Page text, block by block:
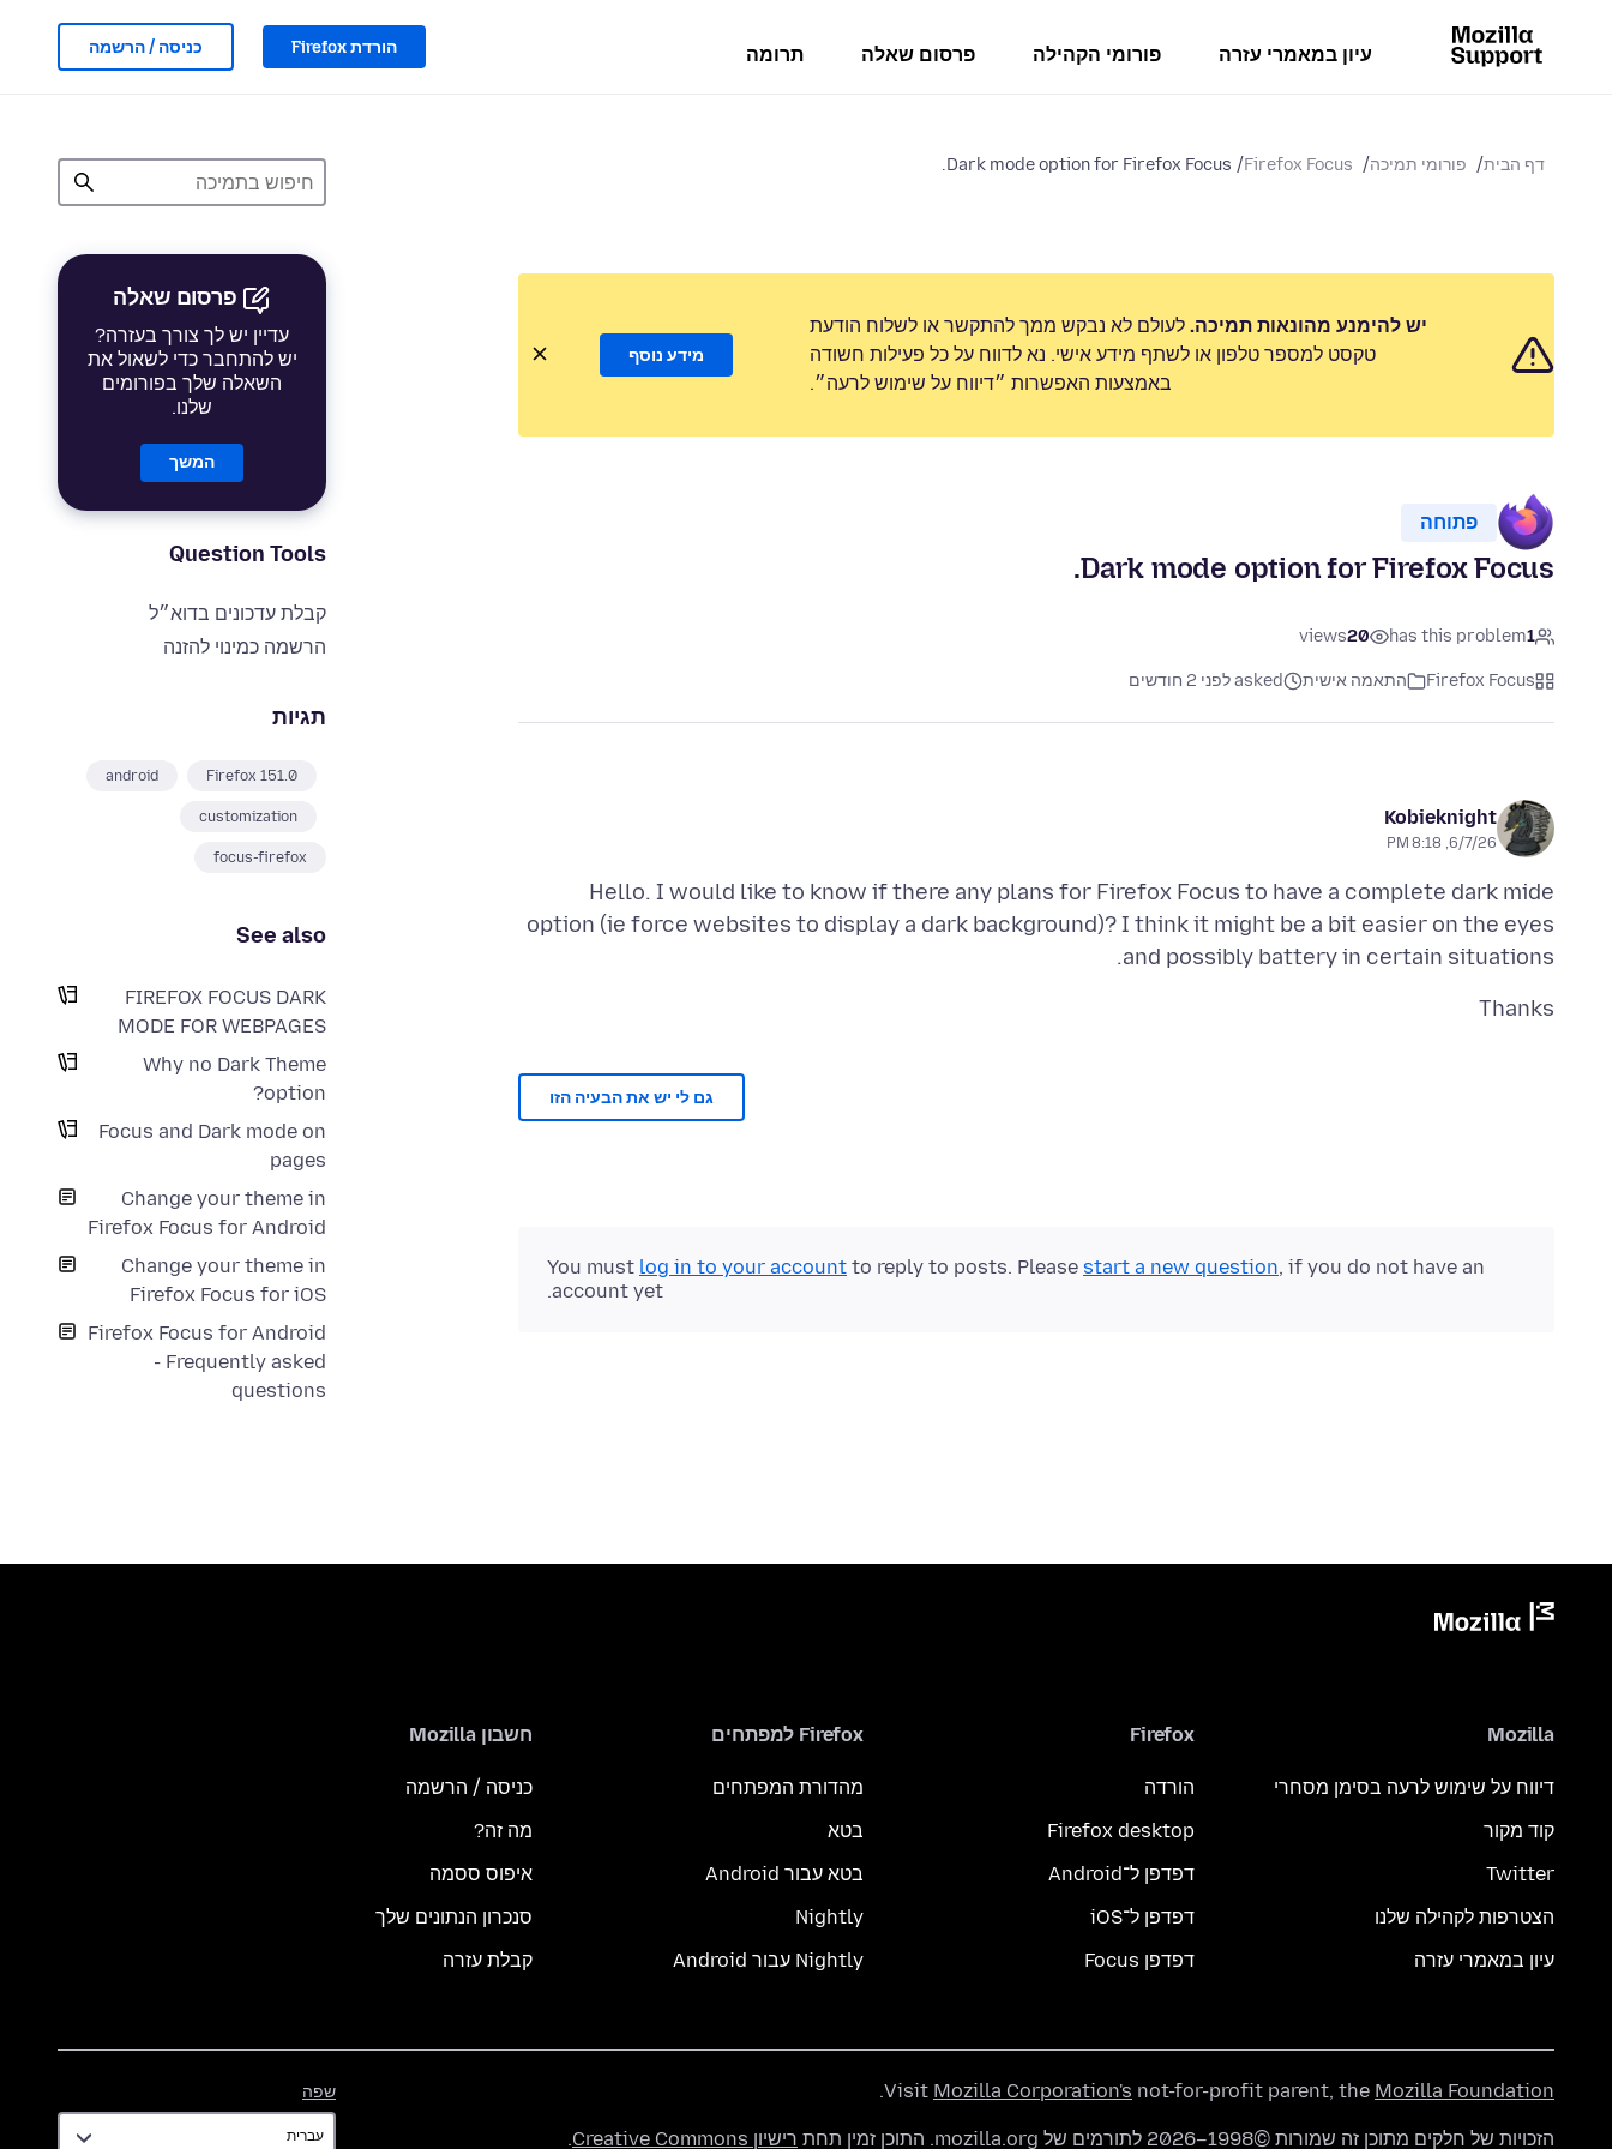
עיון במאמרי עזרה פורומי הקהילה פרסום שאלה תרומה הורדת Firefox כניסה / הרשמה
דף הבית פורומי תמיכה Firefox Focus
Dark mode option for Firefox Focus.
פרסום שאלה
עדיין יש לך צורך בעזרה?
יש להתחבר כדי לשאול את
השאלה שלך בפורומים
שלנו.
המשך
Question Tools
קבלת עדכונים בדוא״ל
הרשמה כמינוי להזנה
תגיות
Firefox 151.0
android
customization
focus-firefox
See also
FIREFOX FOCUS DARK
MODE FOR WEBPAGES
Why no Dark Theme
option?
Focus and Dark mode on
pages
Change your theme in
Firefox Focus for Android
Change your theme in
Firefox Focus for iOS
Firefox Focus for Android
- Frequently asked
questions
יש להימנע מהונאות תמיכה. לעולם לא נבקש ממך להתקשר או לשלוח הודעת
טקסט למספר טלפון או לשתף מידע אישי. נא לדווח על כל פעילות חשודה
באמצעות האפשרות ״דיווח על שימוש לרעה״.
מידע נוסף
פתוחה
Dark mode option for Firefox Focus.
1
has this problem
20
views
Firefox Focus התאמה אישית asked לפני 2 חודשים
Kobieknight
6/7/26, 8:18 PM
Hello. I would like to know if there any plans for Firefox Focus to have a complete dark mide
option (ie force websites to display a dark background)? I think it might be a bit easier on the eyes
and possibly battery in certain situations.
Thanks
גם לי יש את הבעיה הזו
You must log in to your account to reply to posts. Please start a new question, if you do not have an
account yet.
Mozilla
דיווח על שימוש לרעה בסימן מסחרי
קוד מקור
Twitter
הצטרפות לקהילה שלנו
עיון במאמרי עזרה
Firefox
הורדה
Firefox desktop
דפדפן ל־Android
דפדפן ל־iOS
דפדפן Focus
Firefox למפתחים
מהדורת המפתחים
בטא
בטא עבור Android
Nightly
Nightly עבור Android
חשבון Mozilla
כניסה / הרשמה
מה זה?
איפוס ססמה
סנכרון הנתונים שלך
קבלת עזרה
שפה Visit Mozilla Corporation's not-for-profit parent, the Mozilla Foundation
.
הזכויות של חלקים מתוכן זה שמורות ©1998–2026 לתורמים של mozilla.org. התוכן זמין תחת רישיון Creative Commons .